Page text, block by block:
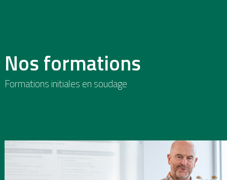
Nos formations
Formations initiales en soudage